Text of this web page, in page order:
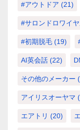
#アウトドア (21)
#サロンドロワイ
#初期脱毛 (19)
AI英会話 (22)
その他のメーカー
アイリスオーヤマ
エアトリ (20)